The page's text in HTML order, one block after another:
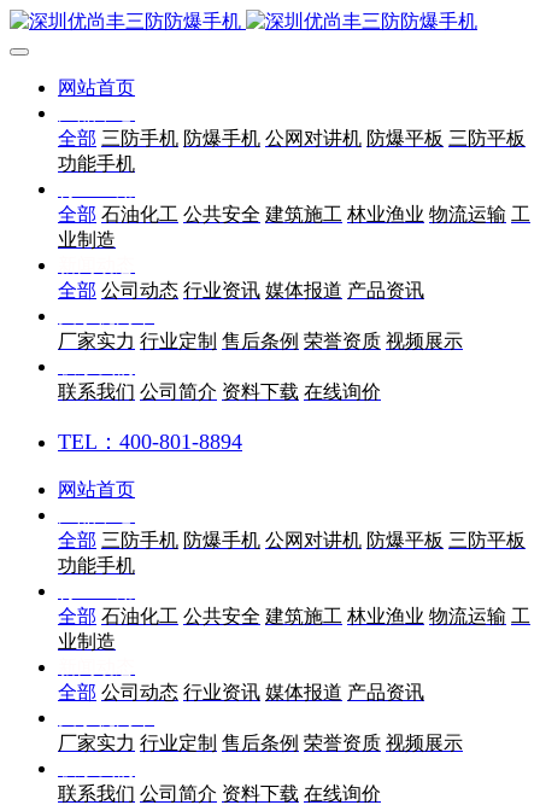
网站首页
全部 三防手机 防爆手机 公网对讲机 防爆平板 三防平板
功能手机
全部 石油化工 公共安全 建筑施工 林业渔业 物流运输 工
业制造
全部 公司动态 行业资讯 媒体报道 产品资讯
厂家实力 行业定制 售后条例 荣誉资质 视频展示
联系我们 公司简介 资料下载 在线询价
TEL：400-801-8894
网站首页
全部 三防手机 防爆手机 公网对讲机 防爆平板 三防平板
功能手机
全部 石油化工 公共安全 建筑施工 林业渔业 物流运输 工
业制造
全部 公司动态 行业资讯 媒体报道 产品资讯
厂家实力 行业定制 售后条例 荣誉资质 视频展示
联系我们 公司简介 资料下载 在线询价